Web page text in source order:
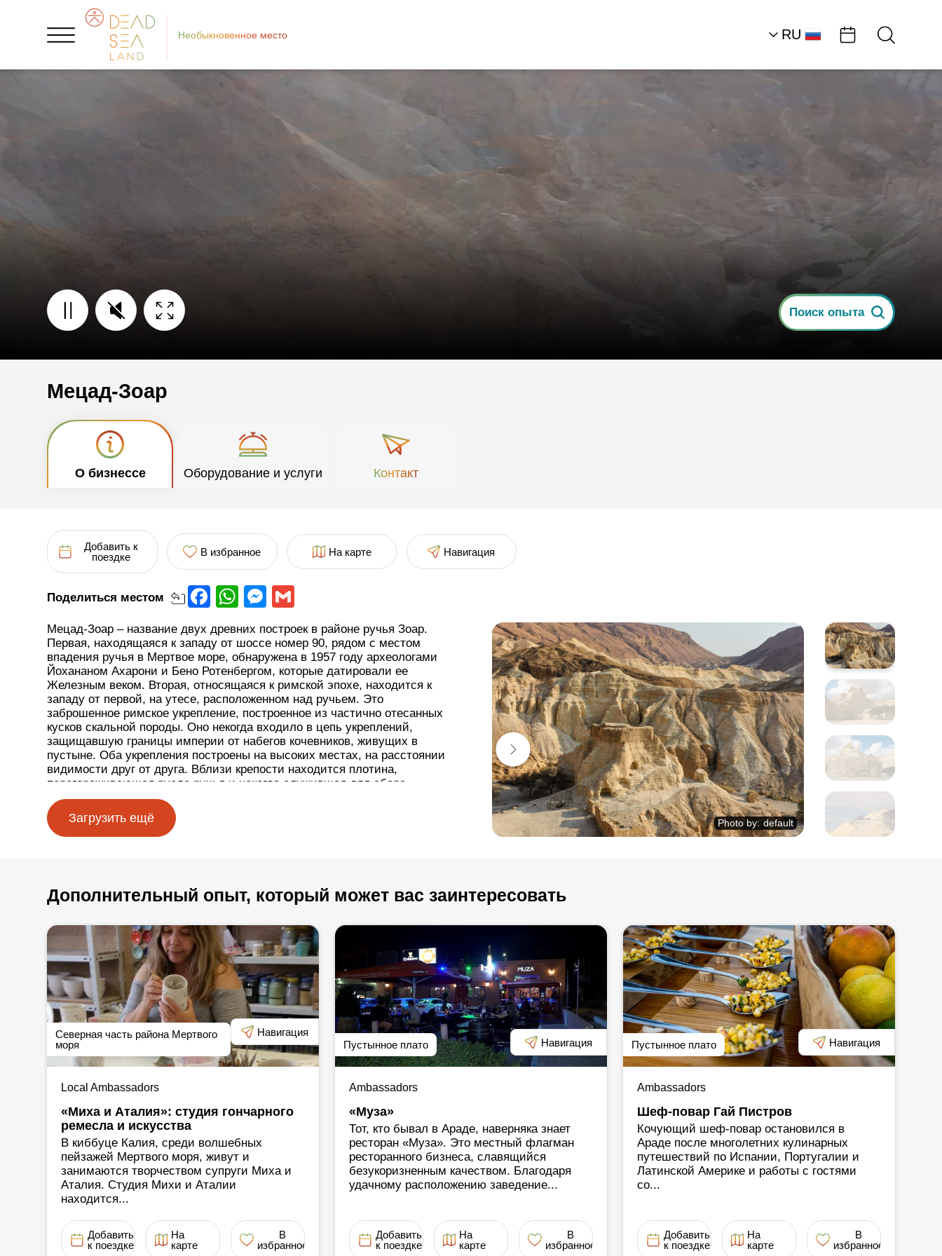
Необыкновенное место
RU
Поиск опыта
Мецад-Зоар
О бизнессе Оборудование и услуги Контакт
Добавить к
поездке
В избранное На карте Навигация
Поделиться местом Facebook
WhatsApp
Messenger
Мецад-Зоар – название двух древних построек в районе ручья Зоар.
Первая, находящаяся к западу от шоссе номер 90, рядом с местом
впадения ручья в Мертвое море, обнаружена в 1957 году археологами
Йохананом Ахарони и Бено Ротенбергом, которые датировали ее
Железным веком. Вторая, относящаяся к римской эпохе, находится к
западу от первой, на утесе, расположенном над ручьем. Это
заброшенное римское укрепление, построенное из частично отесанных
кусков скальной породы. Оно некогда входило в цепь укреплений,
защищавшую границы империи от набегов кочевников, живущих в
пустыне. Оба укрепления построены на высоких местах, на расстоянии
видимости друг от друга. Вблизи крепости находится плотина,
перегораживающая русло ручья и некогда служившая для сбора
паводковых вод. В зимние месяцы здесь образуется живописный
бассейн, где можно искупаться в прохладной воде и полюбоваться
высокими скалами и видом древней крепости, окруженной большими
акациями.
слишком близко. С наблюдательного пункта видны Иудейская пустыня и
Вход на объект бесплатный.
Загрузить ещё Photo by: default
Дополнительный опыт, который может вас заинтересовать
Северная часть района Мертвого
моря
Навигация
Local Ambassadors
«Миха и Аталия»: студия гончарного
ремесла и искусства
В киббуце Калия, среди волшебных
пейзажей Мертвого моря, живут и
занимаются творчеством супруги Миха и
Аталия. Студия Михи и Аталии
находится...
Добавить
к поездке
На
карте
В
избранное
Пустынное плато Навигация
Ambassadors
«Муза»
Тот, кто бывал в Араде, наверняка знает
ресторан «Муза». Это местный флагман
ресторанного бизнеса, славящийся
безукоризненным качеством. Благодаря
удачному расположению заведение...
Добавить
к поездке
На
карте
В
избранное
Пустынное плато Навигация
Ambassadors
Шеф-повар Гай Пистров
Кочующий шеф-повар остановился в
Араде после многолетних кулинарных
путешествий по Испании, Португалии и
Латинской Америке и работы с гостями
со...
Добавить
к поездке
На
карте
В
избранное
Время для себя:…